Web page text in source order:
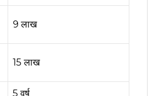
₹9 लाख
₹15 लाख
5 वर्ष